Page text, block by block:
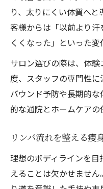
り、太りにくい体質へ
客様からは「以前より
くくなった」といった変
サロン選びの際は、体
度、スタッフの専門性に
バウンド予防や長期的
的な通院とホームケアの
リンパ流れを整える痩
理想のボディラインを
えることは欠かせませ